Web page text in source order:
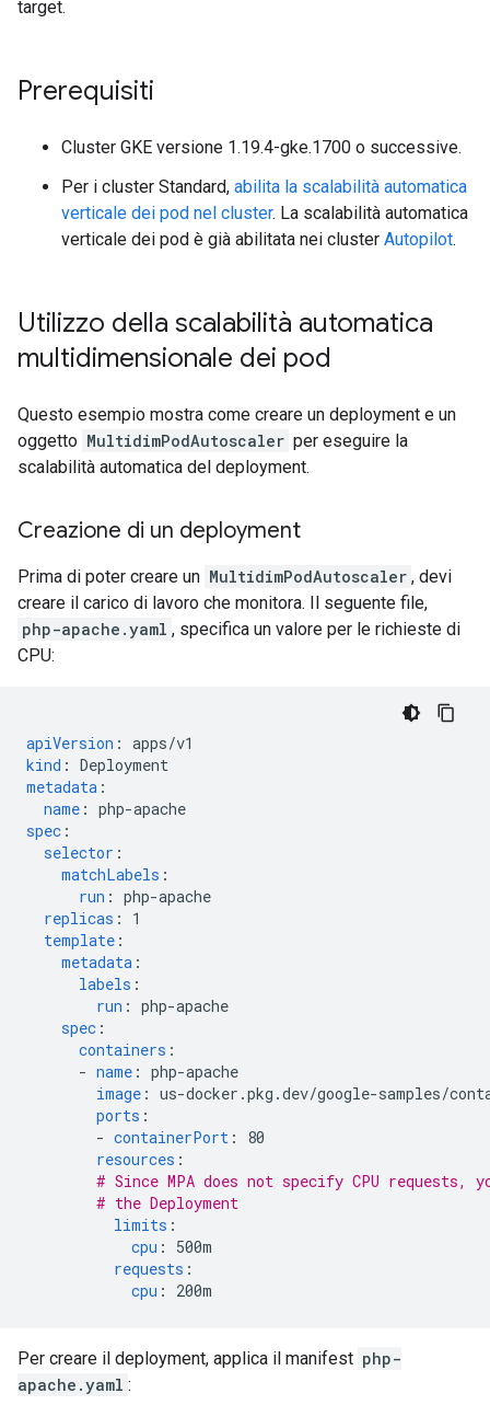
target.
Prerequisiti
Cluster GKE versione 1.19.4-gke.1700 o successive.
Per i cluster Standard, abilita la scalabilità automatica
verticale dei pod nel cluster. La scalabilità automatica
verticale dei pod è già abilitata nei cluster Autopilot.
Utilizzo della scalabilità automatica
multidimensionale dei pod
Questo esempio mostra come creare un deployment e un
oggetto MultidimPodAutoscaler per eseguire la
scalabilità automatica del deployment.
Creazione di un deployment
Prima di poter creare un MultidimPodAutoscaler , devi
creare il carico di lavoro che monitora. Il seguente file,
php-apache.yaml , specifica un valore per le richieste di
CPU:
apiVersion : apps/v1
kind : Deployment
metadata :
name : php-apache
spec :
selector :
matchLabels :
run : php-apache
replicas :
1
template :
metadata :
labels :
run : php-apache
spec :
containers :
- name : php-apache
image : us-docker.pkg.dev/google-samples/
ports :
- containerPort :
80
resources :
# Since MPA does not specify CPU requests,
# the Deployment
limits :
cpu :
500m
requests :
cpu : 200m
Per creare il deployment, applica il manifest php-
apache.yaml :